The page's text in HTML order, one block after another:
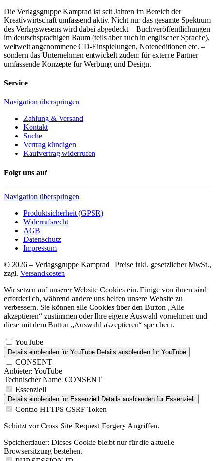
Die Verlagsgruppe Kamprad ist seit Jahren im Bereich der
Kreativwirtschaft umfassend aktiv. Nicht nur das gesamte Spektrum
des Verlagswesens wird dabei abgedeckt – Buchveröffentlichungen
im deutschsprachigen Raum (teils aber auch in englischer Sprache),
weltweit angenommene CD-Einspielungen, Noteneditionen etc. –
sondern das Unternehmen entwickelt zudem für externe Partner
umfassende Konzepte für Werbung und Design.
Service
Navigation überspringen
Zahlung & Versand
Kontakt
Suche
Vertrag kündigen
Kaufvertrag widerrufen
Folgt uns auf
Navigation überspringen
Produktsicherheit (GPSR)
Widerrufsrecht
AGB
Datenschutz
Impressum
© 2026 – Verlagsgruppe Kamprad | Preise inkl. gesetzlicher MwSt.,
zzgl. Versandkosten
Wir setzen auf unserer Website Cookies ein. Einige von ihnen sind
erforderlich, während andere uns helfen unsere Website zu
verbessern. Sie können alle Cookies über den Button „Alle
akzeptieren“ zustimmen oder Ihre eigene Auswahl vornehmen und
diese mit dem Button „Auswahl akzeptieren“ speichern.
YouTube
Details einblenden für YouTube Details ausblenden für YouTube
CONSENT
Anbieter: YouTube
Technischer Name: CONSENT
Essenziell
Details einblenden für Essenziell Details ausblenden für Essenziell
Contao HTTPS CSRF Token
Schützt vor Cross-Site-Request-Forgery Angriffen.
Speicherdauer: Dieses Cookie bleibt nur für die aktuelle
Browsersitzung bestehen.